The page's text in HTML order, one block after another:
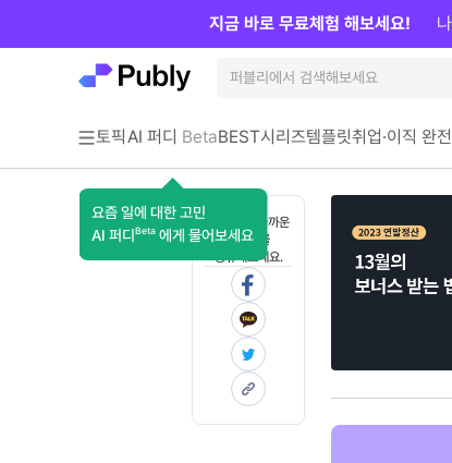
토픽AI 퍼디 Beta
요즘 일에 대한 고민
AI 퍼디 Beta 에게 물어보세요
BEST시리즈템플릿취업·이직 완
지금 바로 무료체험 해보세요!
혼자 보기 아까운
콘텐츠를
공유해보세요.